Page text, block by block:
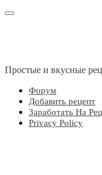
Простые и вкусные
Форум
Добавить рецепт
Заработать На
Privacy Policy